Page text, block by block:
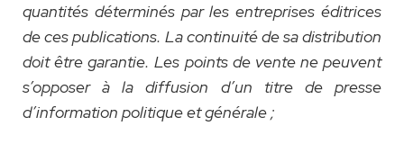
quantités déterminés par les entreprises éditrices
de ces publications. La continuité de sa distribution
doit être garantie. Les points de vente ne peuvent
s’opposer à la diffusion d’un titre de presse
d’information politique et générale ;